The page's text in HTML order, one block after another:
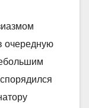
очередную